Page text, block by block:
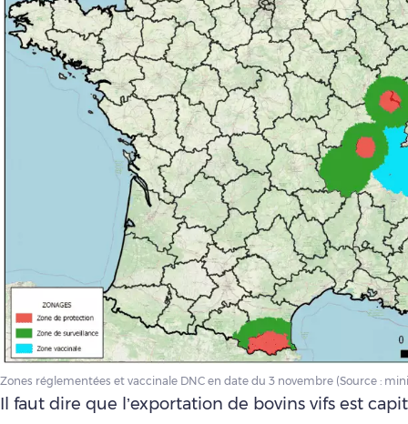
Zones réglementées et vaccinale DNC en date du 3 novembre (Source :
Il faut dire que l’exportation de bovins vifs est